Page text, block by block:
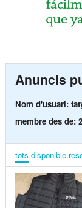
Anuncis
Nom d'usuari:
membre des de:
tots disponible